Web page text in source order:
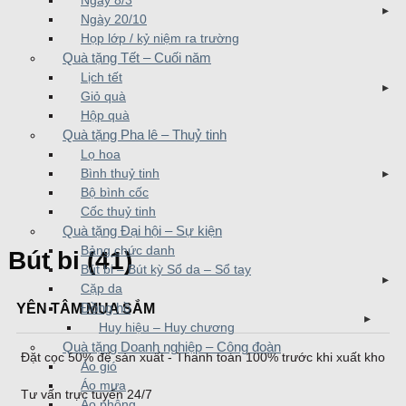
Ngày 20/10
Họp lớp / kỷ niệm ra trường
Quà tặng Tết – Cuối năm
Lịch tết
Giỏ quà
Hộp quà
Quà tặng Pha lê – Thuỷ tinh
Lọ hoa
Bình thuỷ tinh
Bộ bình cốc
Cốc thuỷ tinh
Quà tặng Đại hội – Sự kiện
Bảng chức danh
Bút bi – Bút kỳ Sổ da – Sổ tay
Cặp da
Đồng hồ
Huy hiệu – Huy chương
Quà tặng Doanh nghiệp – Công đoàn
Áo gió
Áo mưa
Bút bi (41)
YÊN TÂM MUA SẮM
Đặt cọc 50% để sản xuất - Thanh toán 100% trước khi xuất kho
Tư vấn trực tuyến 24/7